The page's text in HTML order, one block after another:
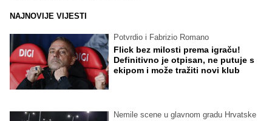
NAJNOVIJE VIJESTI
Potvrdio i Fabrizio Romano
Flick bez milosti prema igraču!
Definitivno je otpisan, ne putuje s
ekipom i može tražiti novi klub
Nemile scene u glavnom gradu Hrvatske